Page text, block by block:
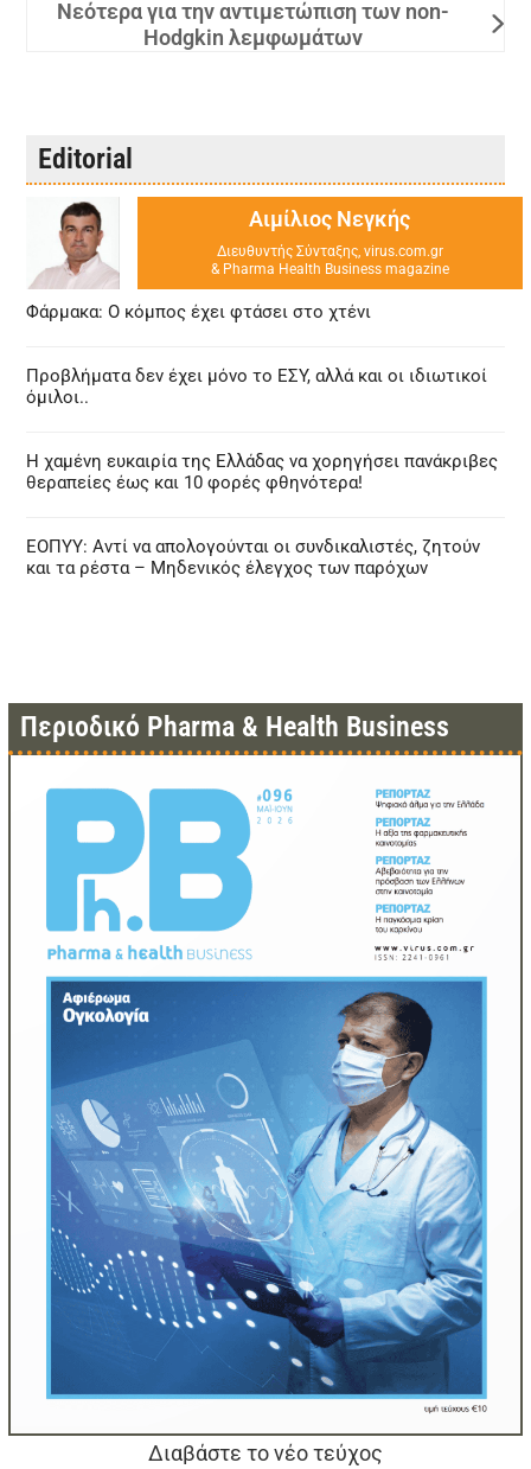
Νεότερα για την αντιμετώπιση των non-
Hodgkin λεμφωμάτων
Editorial
Αιμίλιος Νεγκής
Διευθυντής Σύνταξης, virus.com.gr
& Pharma Health Business magazine
Φάρμακα: Ο κόμπος έχει φτάσει στο χτένι
Προβλήματα δεν έχει μόνο το ΕΣΥ, αλλά και οι ιδιωτικοί
όμιλοι..
Η χαμένη ευκαιρία της Ελλάδας να χορηγήσει πανάκριβες
θεραπείες έως και 10 φορές φθηνότερα!
ΕΟΠΥΥ: Αντί να απολογούνται οι συνδικαλιστές, ζητούν
και τα ρέστα – Μηδενικός έλεγχος των παρόχων
Περιοδικό Pharma & Health Business
Διαβάστε το νέο τεύχος